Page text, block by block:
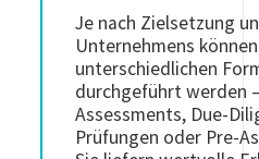
Je nach Zielsetzung
Unternehmens
unterschiedlichen
durchgeführt werden
Assessments, Due-
Prüfungen oder Pre-